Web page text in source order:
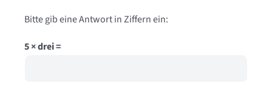
Bitte gib eine Antwort in Ziffern ein:
5 × drei =